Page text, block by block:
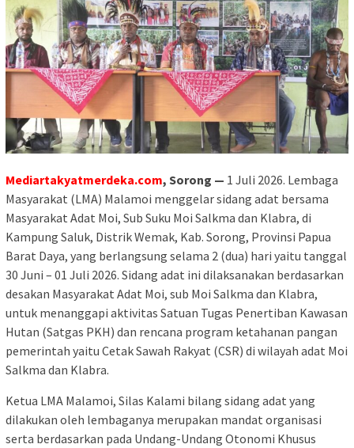
Mediartakyatmerdeka.com, Sorong — 1 Juli 2026. Lembaga
Masyarakat (LMA) Malamoi menggelar sidang adat bersama
Masyarakat Adat Moi, Sub Suku Moi Salkma dan Klabra, di
Kampung Saluk, Distrik Wemak, Kab. Sorong, Provinsi Papua
Barat Daya, yang berlangsung selama 2 (dua) hari yaitu tanggal
30 Juni – 01 Juli 2026. Sidang adat ini dilaksanakan berdasarkan
desakan Masyarakat Adat Moi, sub Moi Salkma dan Klabra,
untuk menanggapi aktivitas Satuan Tugas Penertiban Kawasan
Hutan (Satgas PKH) dan rencana program ketahanan pangan
pemerintah yaitu Cetak Sawah Rakyat (CSR) di wilayah adat Moi
Salkma dan Klabra.
Ketua LMA Malamoi, Silas Kalami bilang sidang adat yang
dilakukan oleh lembaganya merupakan mandat organisasi
serta berdasarkan pada Undang-Undang Otonomi Khusus